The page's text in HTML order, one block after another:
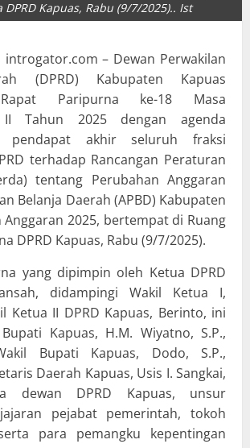
Kapuas, Rabu (9/7/2025).. Ist
introgator.com – Dewan Perwakilan
(DPRD) Kabupaten Kapuas
Paripurna ke-18 Masa
II Tahun 2025 dengan agenda
pendapat akhir seluruh fraksi
terhadap Rancangan Peraturan
tentang Perubahan Anggaran
Belanja Daerah (APBD) Kabupaten
Anggaran 2025, bertempat di Ruang
DPRD Kapuas, Rabu (9/7/2025).
yang dipimpin oleh Ketua DPRD
didampingi Wakil Ketua I,
Ketua II DPRD Kapuas, Berinto, ini
Kapuas, H.M. Wiyatno, S.P.,
Bupati Kapuas, Dodo, S.P.,
Daerah Kapuas, Usis I. Sangkai,
dewan DPRD Kapuas, unsur
pejabat pemerintah, tokoh
para pemangku kepentingan